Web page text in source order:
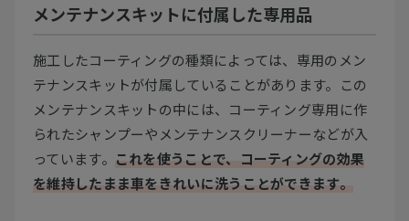
メンテナンスキットに付属した専用品
施工したコーティングの種類によっては、専用のメン
テナンスキットが付属していることがあります。この
メンテナンスキットの中には、コーティング専用に作
られたシャンプーやメンテナンスクリーナーなどが入
っています。 これを使うことで、コーティングの効果
を維持したまま車をきれいに洗うことができます。